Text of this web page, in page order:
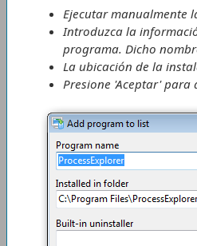
Ejecutar manualmente
Introduzca la
programa. Dicho
La ubicación de la
Presione 'Aceptar'